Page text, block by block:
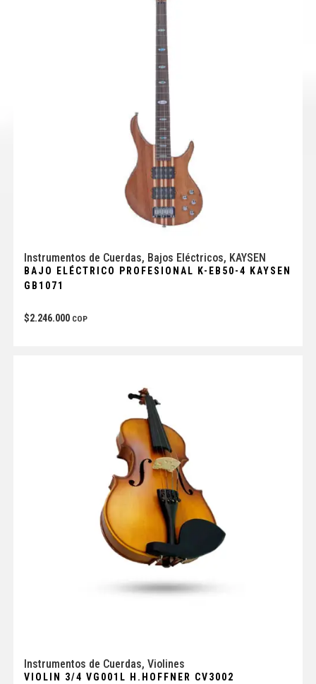
Instrumentos de Cuerdas, Bajos Eléctricos, KAYSEN
BAJO ELÉCTRICO PROFESIONAL K-EB50-4 KAYSEN
GB1071
$2.246.000 COP
Instrumentos de Cuerdas, Violines
VIOLIN 3/4 VG001L H.HOFFNER CV3002